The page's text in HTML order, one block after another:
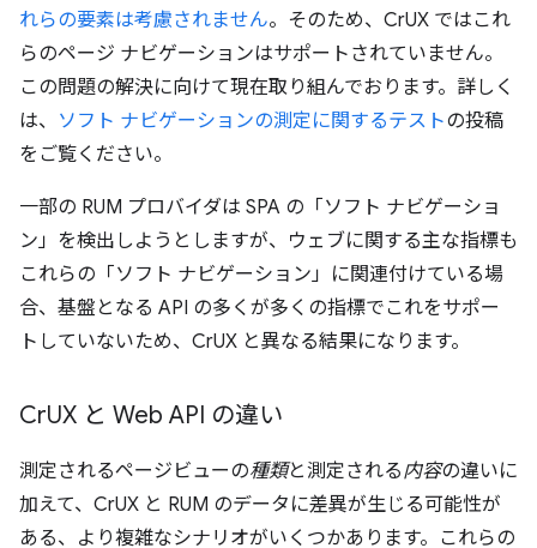
れらの要素は考慮されません。そのため、CrUX ではこれ
らのページ ナビゲーションはサポートされていません。
この問題の解決に向けて現在取り組んでおります。詳しく
は、 ソフト ナビゲーションの測定に関するテストの投稿
をご覧ください。
一部の RUM プロバイダは SPA の「ソフト ナビゲーショ
ン」を検出しようとしますが、ウェブに関する主な指標も
これらの「ソフト ナビゲーション」に関連付けている場
合、基盤となる API の多くが多くの指標でこれをサポー
トしていないため、CrUX と異なる結果になります。
CrUX と Web API の違い
測定されるページビューの種類と測定される内容の違いに
加えて、CrUX と RUM のデータに差異が生じる可能性が
ある、より複雑なシナリオがいくつかあります。これらの